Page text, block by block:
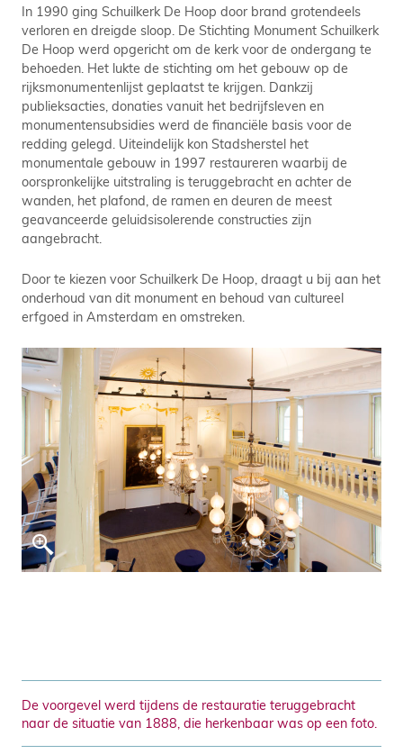
In 1990 ging Schuilkerk De Hoop door brand grotendeels
verloren en dreigde sloop. De Stichting Monument Schuilkerk
De Hoop werd opgericht om de kerk voor de ondergang te
behoeden. Het lukte de stichting om het gebouw op de
rijksmonumentenlijst geplaatst te krijgen. Dankzij
publieksacties, donaties vanuit het bedrijfsleven en
monumentensubsidies werd de financiële basis voor de
redding gelegd. Uiteindelijk kon Stadsherstel het
monumentale gebouw in 1997 restaureren waarbij de
oorspronkelijke uitstraling is teruggebracht en achter de
wanden, het plafond, de ramen en deuren de meest
geavanceerde geluidsisolerende constructies zijn
aangebracht.
Door te kiezen voor Schuilkerk De Hoop, draagt u bij aan het
onderhoud van dit monument en behoud van cultureel
erfgoed in Amsterdam en omstreken.
De voorgevel werd tijdens de restauratie teruggebracht
naar de situatie van 1888, die herkenbaar was op een foto.